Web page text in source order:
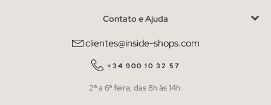
Contato e Ajuda
clientes@inside-shops.com
+34 900 10 32 57
2ª a 6ª feira, das 8h às 14h.